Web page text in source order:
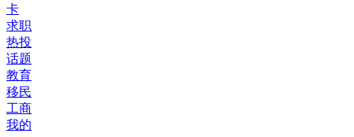
卡
求职
热投
话题
教育
移民
工商
我的